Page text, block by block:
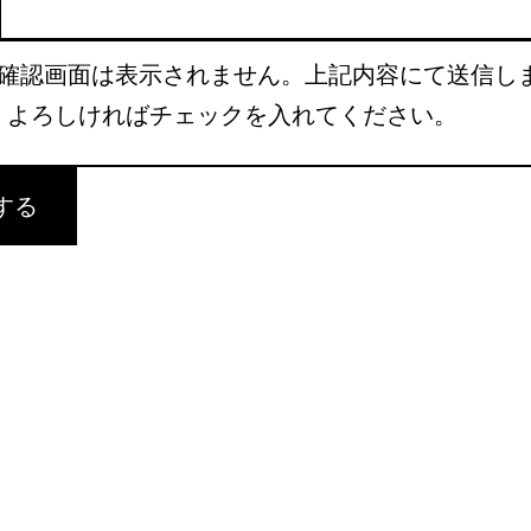
認画面は表示されません。上記内容にて送信し
よろしければチェックを入れてください。
る